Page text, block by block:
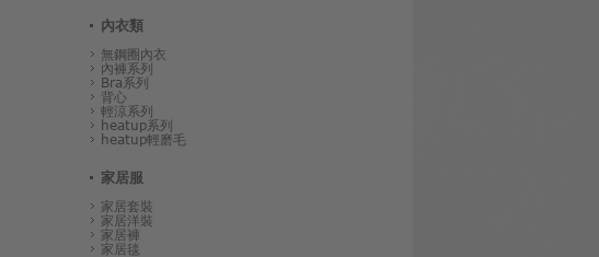
內衣類
無鋼圈內衣
內褲系列
Bra系列
背心
輕涼系列
heatup系列
heatup輕磨毛
家居服
家居套裝
家居洋裝
家居褲
家居毯